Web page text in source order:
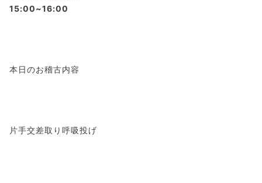
15:00~16:00
本日のお稽古内容
片手交差取り呼吸投げ